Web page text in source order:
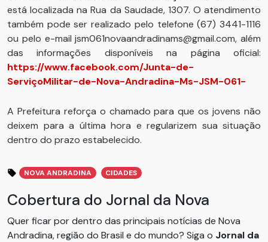
está localizada na Rua da Saudade, 1307. O atendimento
também pode ser realizado pelo telefone (67) 3441-1116
ou pelo e-mail jsm061novaandradinams@gmail.com, além
das informações disponíveis na página oficial:
https://www.facebook.com/Junta-de-
ServiçoMilitar-de-Nova-Andradina-Ms-JSM-061-
A Prefeitura reforça o chamado para que os jovens não
deixem para a última hora e regularizem sua situação
dentro do prazo estabelecido.
NOVA ANDRADINA CIDADES
Cobertura do Jornal da Nova
Quer ficar por dentro das principais notícias de Nova
Andradina, região do Brasil e do mundo? Siga o Jornal da